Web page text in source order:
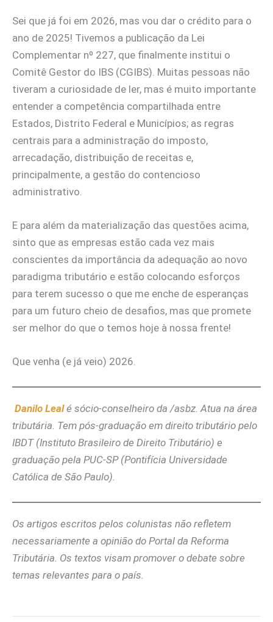
Sei que já foi em 2026, mas vou dar o crédito para o
ano de 2025! Tivemos a publicação da Lei
Complementar nº 227, que finalmente institui o
Comitê Gestor do IBS (CGIBS). Muitas pessoas não
tiveram a curiosidade de ler, mas é muito importante
entender a competência compartilhada entre
Estados, Distrito Federal e Municípios; as regras
centrais para a administração do imposto,
arrecadação, distribuição de receitas e,
principalmente, a gestão do contencioso
administrativo.
E para além da materialização das questões acima,
sinto que as empresas estão cada vez mais
conscientes da importância da adequação ao novo
paradigma tributário e estão colocando esforços
para terem sucesso o que me enche de esperanças
para um futuro cheio de desafios, mas que promete
ser melhor do que o temos hoje à nossa frente!
Que venha (e já veio) 2026.
Danilo Leal é sócio-conselheiro da /asbz. Atua na área
tributária. Tem pós-graduação em direito tributário pelo
IBDT (Instituto Brasileiro de Direito Tributário) e
graduação pela PUC-SP (Pontifícia Universidade
Católica de São Paulo).
Os artigos escritos pelos colunistas não refletem
necessariamente a opinião do Portal da Reforma
Tributária. Os textos visam promover o debate sobre
temas relevantes para o país.